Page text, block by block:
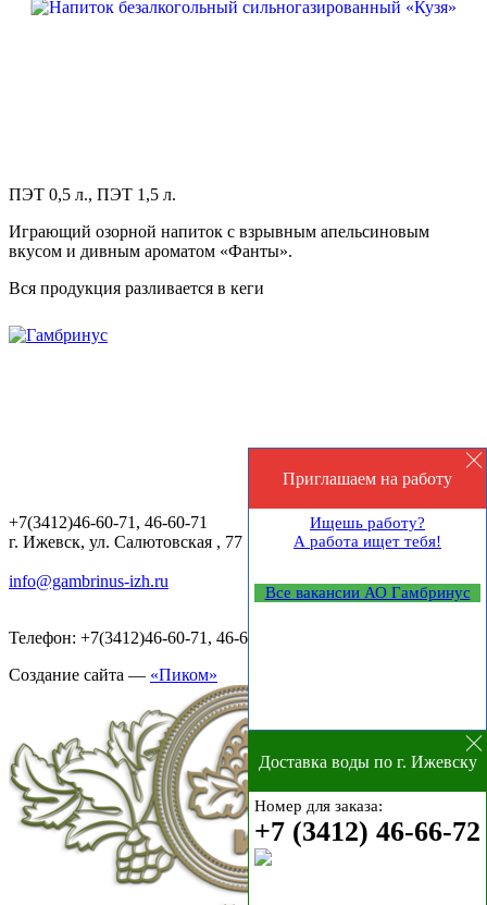
ПЭТ 0,5 л., ПЭТ 1,5 л.
Играющий озорной напиток с взрывным апельсиновым
вкусом и дивным ароматом «Фанты».
Вся продукция разливается в кеги
+7(3412)46-60-71, 46-60-71
г. Ижевск, ул. Салютовская , 77
info@gambrinus-izh.ru
Телефон: +7(3412)46-60-71, 46-60-32,
Создание сайта — «Пиком»
Приглашаем на работу
Ищешь работу?
А работа ищет тебя!
Все вакансии АО Гамбринус
Доставка воды по г. Ижевску
Номер для заказа:
+7 (3412) 46-66-72